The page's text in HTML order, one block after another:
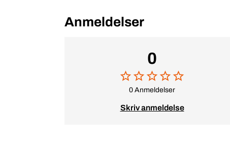
Anmeldelser
0
0 Anmeldelser
Skriv anmeldelse